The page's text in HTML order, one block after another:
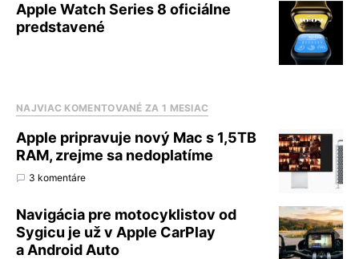
Apple Watch Series 8 oficiálne
predstavené
NAJVIAC KOMENTOVANÉ ZA 1 MESIAC
Apple pripravuje nový Mac s 1,5TB
RAM, zrejme sa nedoplatíme
3 komentáre
Navigácia pre motocyklistov od
Sygicu je už v Apple CarPlay
a Android Auto